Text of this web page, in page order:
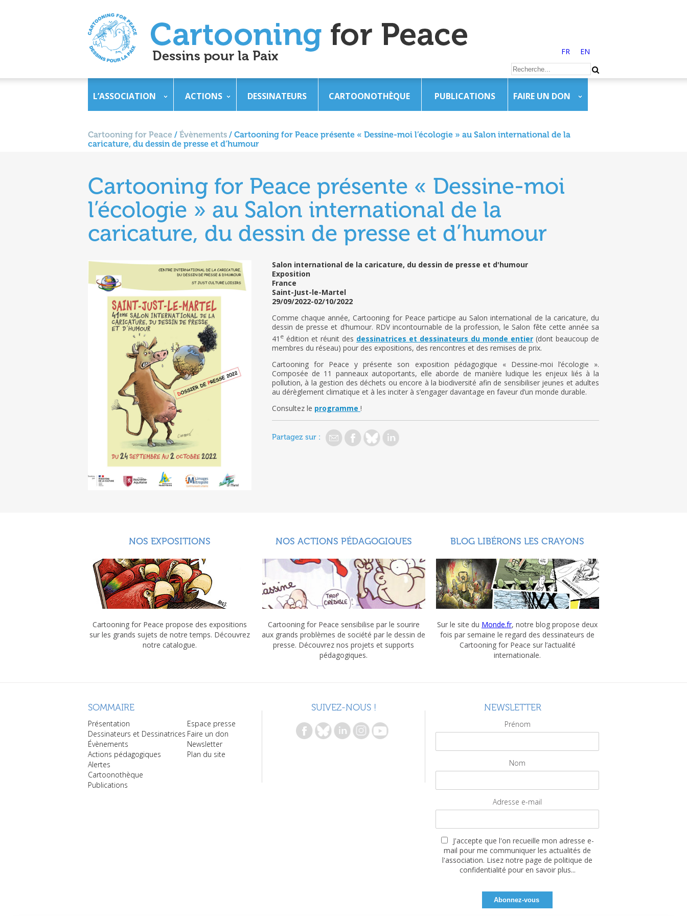
FR EN
L’ASSOCIATION ACTIONS DESSINATEURS CARTOONOTHÈQUE PUBLICATIONS FAIRE UN DON
Cartooning for Peace / Évènements / Cartooning for Peace présente « Dessine-moi l’écologie » au Salon international de la
caricature, du dessin de presse et d’humour
Cartooning for Peace présente « Dessine-moi
l’écologie » au Salon international de la
caricature, du dessin de presse et d’humour
Salon international de la caricature, du dessin de presse et d'humour
Exposition
France
Saint-Just-le-Martel
29/09/2022-02/10/2022
Comme chaque année, Cartooning for Peace participe au Salon international de la caricature, du
dessin de presse et d’humour. RDV incontournable de la profession, le Salon fête cette année sa
41 e édition et réunit des dessinatrices et dessinateurs du monde entier (dont beaucoup de
membres du réseau) pour des expositions, des rencontres et des remises de prix.
Cartooning for Peace y présente son exposition pédagogique « Dessine-moi l’écologie ».
Composée de 11 panneaux autoportants, elle aborde de manière ludique les enjeux liés à la
pollution, à la gestion des déchets ou encore à la biodiversité afin de sensibiliser jeunes et adultes
au dérèglement climatique et à les inciter à s’engager davantage en faveur d’un monde durable.
Consultez le programme !
Partagez sur :
NOS EXPOSITIONS
Cartooning for Peace propose des expositions
sur les grands sujets de notre temps. Découvrez
notre catalogue.
NOS ACTIONS PÉDAGOGIQUES
Cartooning for Peace sensibilise par le sourire
aux grands problèmes de société par le dessin de
presse. Découvrez nos projets et supports
pédagogiques.
BLOG LIBÉRONS LES CRAYONS
Sur le site du Monde.fr, notre blog propose deux
fois par semaine le regard des dessinateurs de
Cartooning for Peace sur l’actualité
internationale.
SOMMAIRE
Présentation
Dessinateurs et Dessinatrices
Évènements
Actions pédagogiques
Alertes
Cartoonothèque
Publications
Espace presse
Faire un don
Newsletter
Plan du site
SUIVEZ-NOUS ! NEWSLETTER
Prénom
Nom
Adresse e-mail
J'accepte que l'on recueille mon adresse e-
mail pour me communiquer les actualités de
l'association. Lisez notre page de politique de
confidentialité pour en savoir plus...